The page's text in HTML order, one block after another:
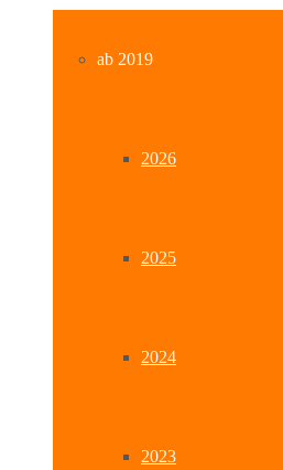
ab 2019
2026
2025
2024
2023